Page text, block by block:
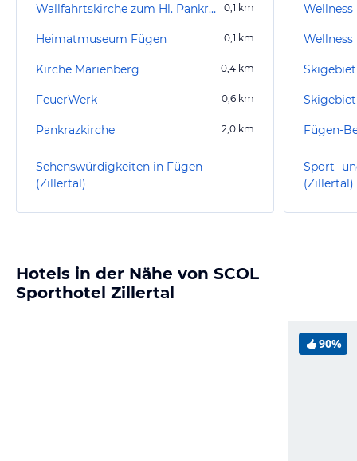
Wallfahrtskirche zum Hl. Pankratius 0,1 km
Heimatmuseum Fügen 0,1 km
Kirche Marienberg 0,4 km
FeuerWerk 0,6 km
Pankrazkirche 2,0 km
Sehenswürdigkeiten in Fügen
(Zillertal)
Fügen-
Sport-
(Zillertal)
Hotels in der Nähe von SCOL
Sporthotel Zillertal
90%